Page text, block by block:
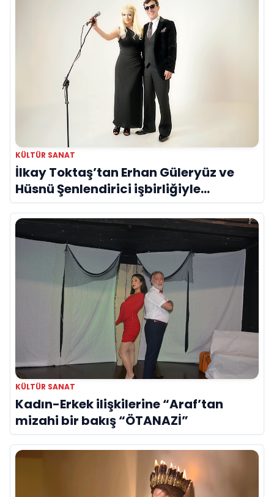
KÜLTÜR SANAT
İlkay Toktaş’tan Erhan Güleryüz ve
Hüsnü Şenlendirici işbirliğiyle
duygusal bir aşk manifestosu: “Deliler
Gibi”
KÜLTÜR SANAT
Kadın-Erkek ilişkilerine “Araf’tan
mizahi bir bakış “ÖTANAZİ”